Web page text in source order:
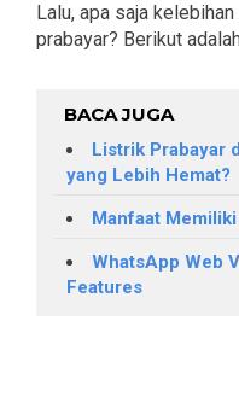
Lalu, apa saja
prabayar? Berikut
BACA JUGA
Listrik Prabayar
yang Lebih Hemat?
Manfaat
WhatsApp Web
Features